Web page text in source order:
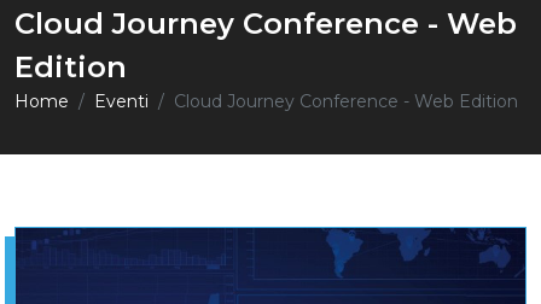
Cloud Journey Conference - Web
Edition
Home Eventi Cloud Journey Conference - Web Edition